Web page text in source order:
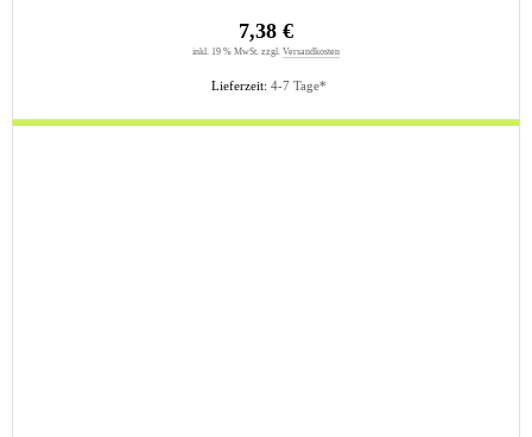
Lieferzeit: 4-7 Tage*
7,38 €
inkl. 19 % MwSt. zzgl. Versandkosten